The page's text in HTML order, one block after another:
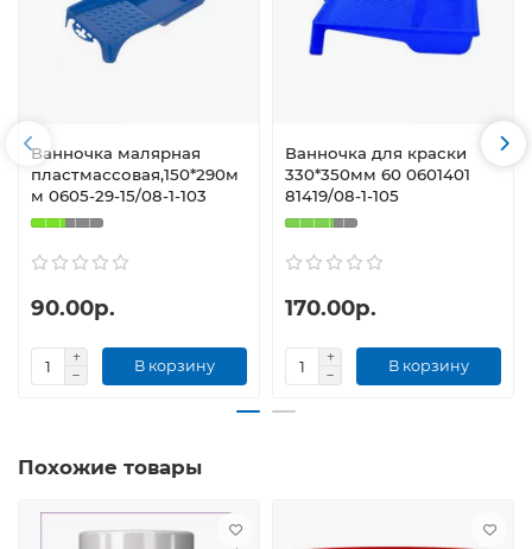
Ванночка малярная
пластмассовая,150*290м
м 0605-29-15/08-1-103
90.00р.
В корзину
Ванночка для краски
330*350мм 60 0601401
81419/08-1-105
170.00р.
В корзину
Похожие товары